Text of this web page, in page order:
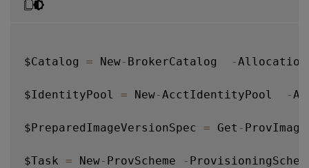
$Catalog = New- BrokerCatalog -
$IdentityPool = New-AcctIdentityPool -
$PreparedImageVersionSpec = Get -
$Task = New- ProvScheme -